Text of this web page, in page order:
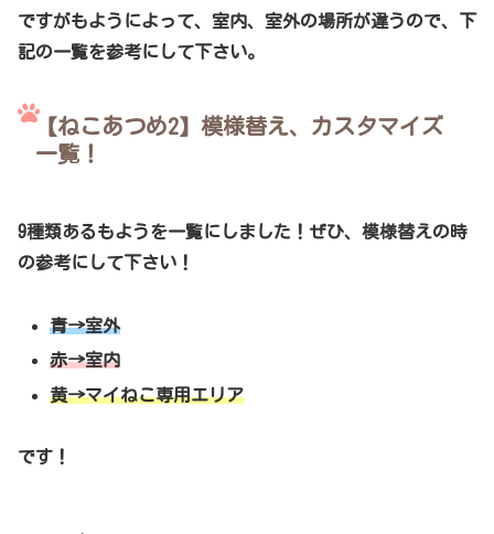
ですがもようによって、室内、室外の場所が違うので、下
記の一覧を参考にして下さい。
【ねこあつめ2】模様替え、カスタマイズ
一覧！
9種類あるもようを一覧にしました！ぜひ、模様替えの時
の参考にして下さい！
青→室外
赤→室内
黄→マイねこ専用エリア
です！